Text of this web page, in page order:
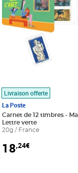
au panier
Livraison offerte
La Poste
Carnet de 12 timbres -
Lettre verte
20g / France
18,24€